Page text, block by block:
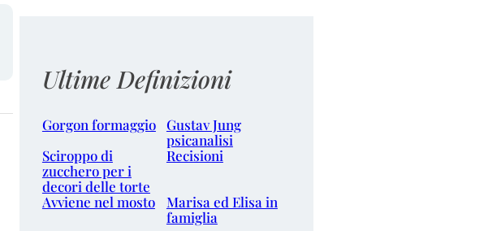
Ultime Definizioni
Gorgon formaggio Gustav Jung
psicanalisi
Sciroppo di
zucchero per i
decori delle torte
Recisioni
Avviene nel mosto
Marisa ed Elisa in
famiglia